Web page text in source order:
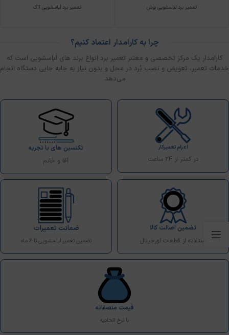
تعمیر برد لباسشویی بوش تعمیر برد لباسشویی آاگ
چرا به کارامدار اعتماد کنیم؟
کارامدار یک مرکز تخصصی و معتبر تعمیر برد انواع برند های لباسشویی است که
خدمات تعمیر، تعویض و نصب بُرد در محل و بدون نیاز به جابه جایی دستگاه انجام
می‌دهد.
اعزام تعمیرکار
در کمتر از 24 ساعت
تکنسین های با تجربه
آقا و خانم
تضمین اصالت کالا
استفاده از قطعات اورجینال
ضمانت تعمیرات
تضمین تعمیر لباسشویی تا 6 ماه
قیمت منصفانه
با نرخ اتحادیه